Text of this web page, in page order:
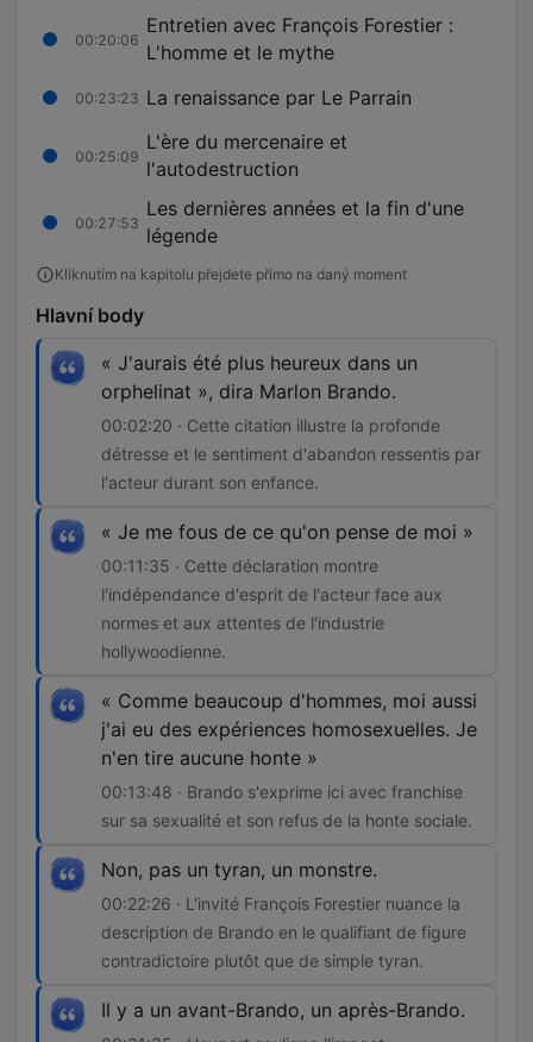
00:20:06
Entretien avec François Forestier :
L'homme et le mythe
00:23:23 La renaissance par Le Parrain
00:25:09
L'ère du mercenaire et
l'autodestruction
00:27:53
Les dernières années et la fin d'une
légende
Kliknutím na kapitolu přejdete přímo na daný moment
Hlavní body
« J'aurais été plus heureux dans un
orphelinat », dira Marlon Brando.
00:02:20 · Cette citation illustre la profonde
détresse et le sentiment d'abandon ressentis par
l'acteur durant son enfance.
« Je me fous de ce qu'on pense de moi »
00:11:35 · Cette déclaration montre
l'indépendance d'esprit de l'acteur face aux
normes et aux attentes de l'industrie
hollywoodienne.
« Comme beaucoup d'hommes, moi aussi
j'ai eu des expériences homosexuelles. Je
n'en tire aucune honte »
00:13:48 · Brando s'exprime ici avec franchise
sur sa sexualité et son refus de la honte sociale.
Non, pas un tyran, un monstre.
00:22:26 · L'invité François Forestier nuance la
description de Brando en le qualifiant de figure
contradictoire plutôt que de simple tyran.
Il y a un avant-Brando, un après-Brando.